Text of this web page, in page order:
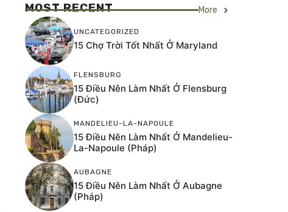
MOST RECENT More
UNCATEGORIZED
15 Chợ Trời Tốt Nhất Ở Maryland
FLENSBURG
15 Điều Nên Làm Nhất Ở Flensburg
(Đức)
MANDELIEU-LA-NAPOULE
15 Điều Nên Làm Nhất Ở Mandelieu-
La-Napoule (Pháp)
AUBAGNE
15 Điều Nên Làm Nhất Ở Aubagne
(Pháp)